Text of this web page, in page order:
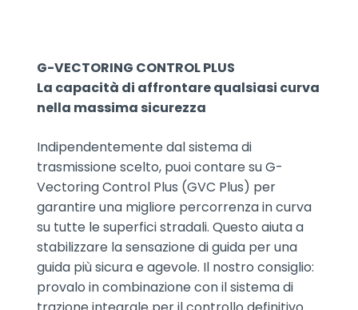
G-VECTORING CONTROL PLUS
La capacità di affrontare qualsiasi curva
nella massima sicurezza
Indipendentemente dal sistema di
trasmissione scelto, puoi contare su G-
Vectoring Control Plus (GVC Plus) per
garantire una migliore percorrenza in curva
su tutte le superfici stradali. Questo aiuta a
stabilizzare la sensazione di guida per una
guida più sicura e agevole. Il nostro consiglio:
provalo in combinazione con il sistema di